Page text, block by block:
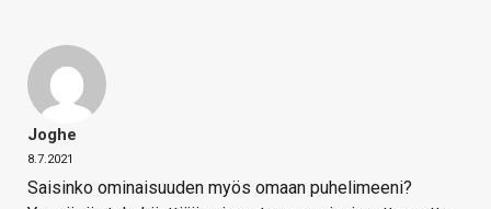
Joghe
8.7.2021
Saisinko ominaisuuden myös omaan puhelimeeni?